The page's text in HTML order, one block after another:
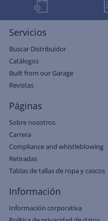
Servicios
Buscar Distribuidor
Catálogos
Built from our Garage
Revistas
Páginas
Sobre nosotros
Carrera
Compliance and whistleblowing
Retiradas
Tablas de tallas de ropa y cascos
Información
Información corporativa